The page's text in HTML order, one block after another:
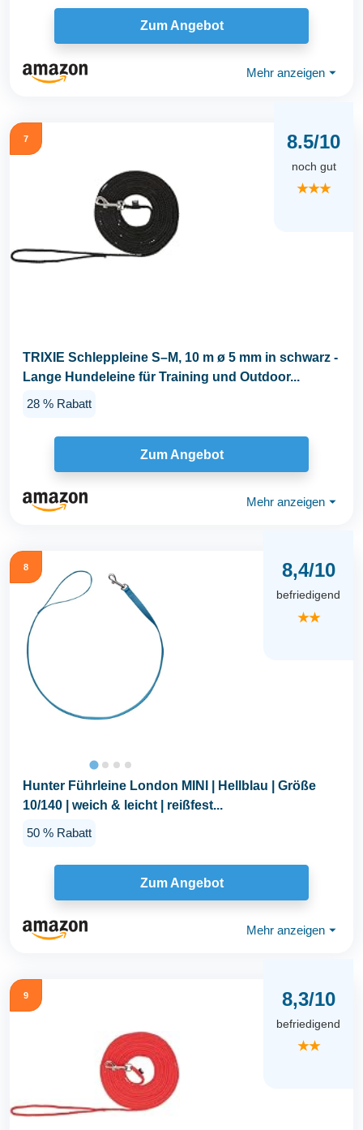
Zum Angebot
Mehr anzeigen ⏷
7 8.5/10
noch gut
★★★
TRIXIE Schleppleine S–M, 10 m ø 5 mm in schwarz -
Lange Hundeleine für Training und Outdoor...
28 % Rabatt
Zum Angebot
Mehr anzeigen ⏷
8 8,4/10
befriedigend
★★
Hunter Führleine London MINI | Hellblau | Größe
10/140 | weich & leicht | reißfest...
50 % Rabatt
Zum Angebot
Mehr anzeigen ⏷
9 8,3/10
befriedigend
★★